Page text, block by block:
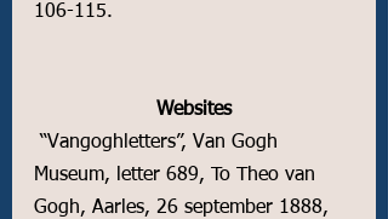
106-115.
Websites
Museum, letter 689, To Theo van
Gogh, Aarles, 26 september 1888,